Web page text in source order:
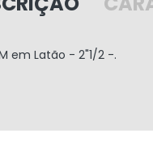
em Latão - 2"1/2 -.